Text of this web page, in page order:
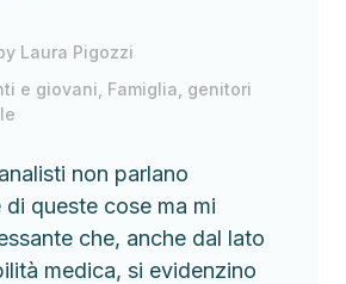
Laura Pigozzi
e giovani Famiglia, genitori
non parlano
di queste cose ma mi
che, anche dal lato
medica, si evidenzino